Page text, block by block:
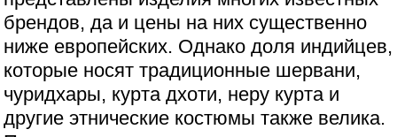
брендов, да и цены на них существенно
ниже европейских. Однако доля индийцев,
которые носят традиционные шервани,
чуридхары, курта дхоти, неру курта и
другие этнические костюмы также велика.